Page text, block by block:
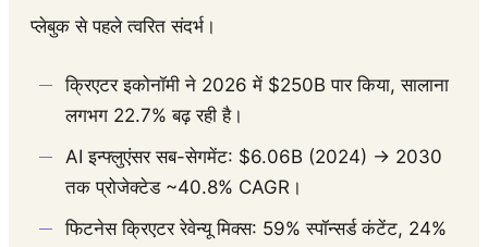
प्लेबुक से पहले त्वरित संदर्भ।
क्रिएटर इकोनॉमी ने 2026 में $250B पार किया, सालाना
लगभग 22.7% बढ़ रही है।
AI इन्फ्लुएंसर सब-सेगमेंट: $6.06B (2024) → 2030
तक प्रोजेक्टेड ~40.8% CAGR।
फिटनेस क्रिएटर रेवेन्यू मिक्स: 59% स्पॉन्सर्ड कंटेंट, 24%